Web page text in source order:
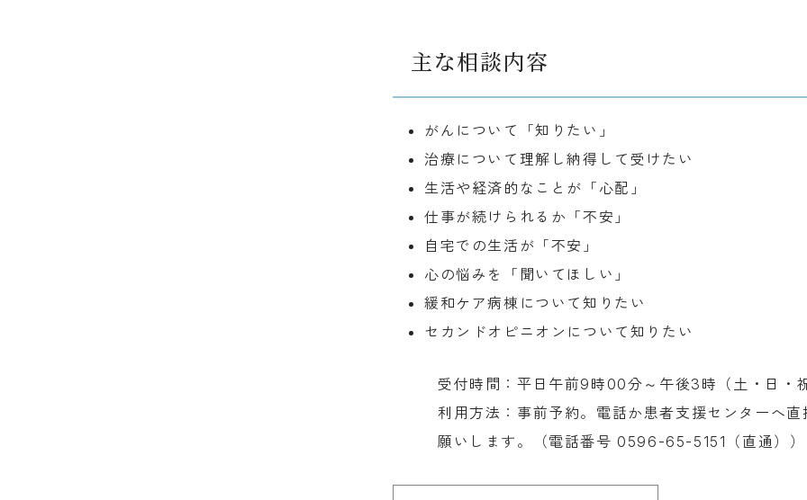
主な相談内容
がんについて「知りたい」
治療について理解し納得して受けたい
生活や経済的なことが「心配」
仕事が続けられるか「不安」
自宅での生活が「不安」
心の悩みを「聞いてほしい」
緩和ケア病棟について知りたい
セカンドオピニオンについて知りたい
受付時間：平日午前9時00分～午後3時（土・日・
利用方法：事前予約。電話か患者支援センターへ
願いします。（電話番号 0596-65-5151（直通））